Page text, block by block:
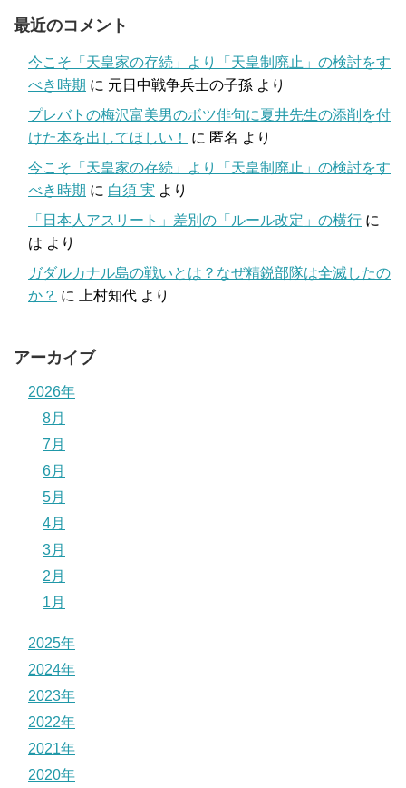
最近のコメント
今こそ「天皇家の存続」より「天皇制廃止」の検討をす
べき時期 に 元日中戦争兵士の子孫 より
プレバトの梅沢富美男のボツ俳句に夏井先生の添削を付
けた本を出してほしい！
に 匿名 より
今こそ「天皇家の存続」より「天皇制廃止」の検討をす
べき時期 に 白須 実 より
「日本人アスリート」差別の「ルール改定」の横行 に
は より
ガダルカナル島の戦いとは？なぜ精鋭部隊は全滅したの
か？ に 上村知代 より
アーカイブ
2026年
8月
7月
6月
5月
4月
3月
2月
1月
2025年
2024年
2023年
2022年
2021年
2020年